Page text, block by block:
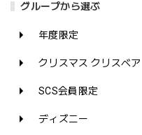
グループから選ぶ
年度限定
クリスマス クリスベア
SCS会員限定
ディズニー